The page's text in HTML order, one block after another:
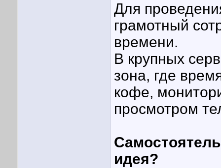
Для
грамотный
времени.
В крупных
зона, где
кофе,
просмотром
идея?